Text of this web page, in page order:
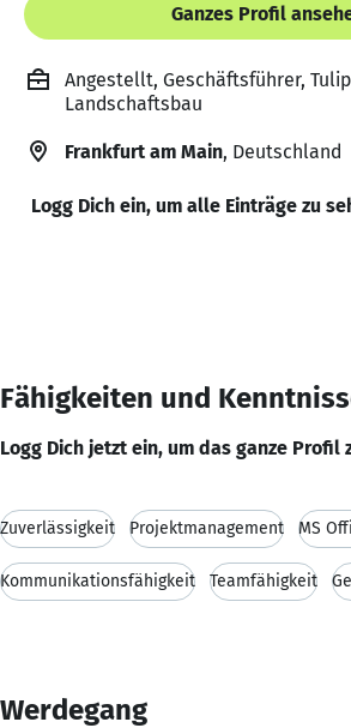
Ganzes Profil
Angestellt, Geschäftsführer,
Landschaftsbau
Frankfurt am Main, Deutschland
Logg Dich ein, um alle Einträge zu
Fähigkeiten und
Logg Dich jetzt ein, um das ganze Profil
Zuverlässigkeit Projektmanagement MS
Kommunikationsfähigkeit Teamfähigkeit
Werdegang